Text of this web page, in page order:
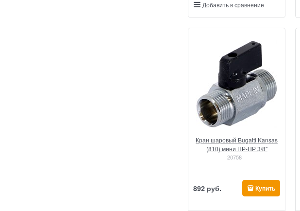
Добавить в сравнение
Кран шаровый Bugatti Kansas
(810) мини НР-НР 3/8"
20758
892 руб. Купить